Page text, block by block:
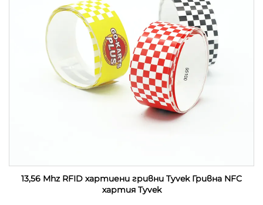
13,56 Mhz RFID хартиени гривни Tyvek Гривна NFC
хартия Tyvek